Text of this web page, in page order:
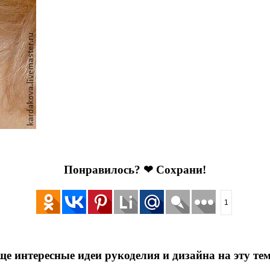
Понравилось? ❤ Сохрани!
1
интересные идеи рукоделия и дизайна на эту